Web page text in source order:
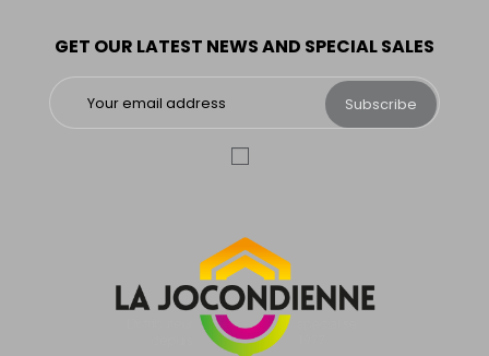
GET OUR LATEST NEWS AND SPECIAL SALES
Subscribe